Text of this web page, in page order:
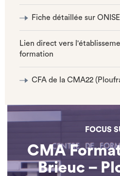
Fiche détaillée sur
Lien direct vers
formation
CFA de la CMA22
FOCUS
CMA
Brieuc –